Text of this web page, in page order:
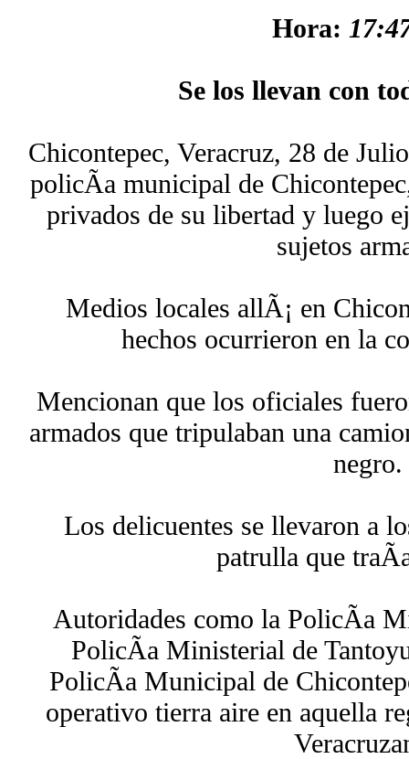
Hora:
Se los llevan con
Chicontepec, Veracruz, 28 de
policÃ­a municipal de
privados de su libertad y luego
sujetos
Medios locales allÃ¡ en
hechos ocurrieron en la
Mencionan que los oficiales
armados que tripulaban una
negro.
Los delicuentes se llevaron a
patrulla que
Autoridades como la PolicÃ­a
PolicÃ­a Ministerial de
PolicÃ­a Municipal de
operativo tierra aire en aquella